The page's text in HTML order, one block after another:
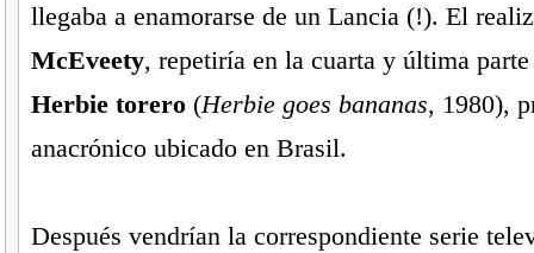
llegaba a enamorarse de un Lancia (!). El
McEveety, repetiría en la cuarta y última
Herbie torero(Herbie goes bananas, 1980),
anacrónico ubicado en Brasil.
Después vendrían la correspondiente serie